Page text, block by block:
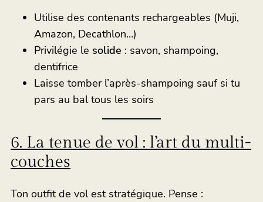
Utilise des contenants rechargeables (Muji,
Amazon, Decathlon…)
Privilégie le solide : savon, shampoing,
dentifrice
Laisse tomber l’après-shampoing sauf si tu
pars au bal tous les soirs
6. La tenue de vol : l’art du multi-
couches
Ton outfit de vol est stratégique. Pense :